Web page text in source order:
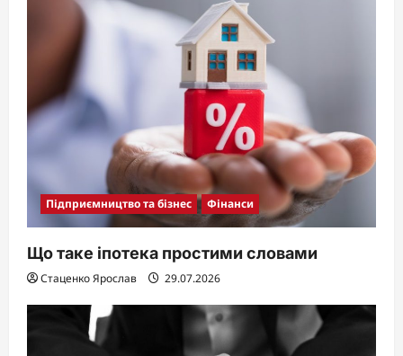
Підприємництво та бізнес Фінанси
Що таке іпотека простими словами
Стаценко Ярослав 29.07.2026